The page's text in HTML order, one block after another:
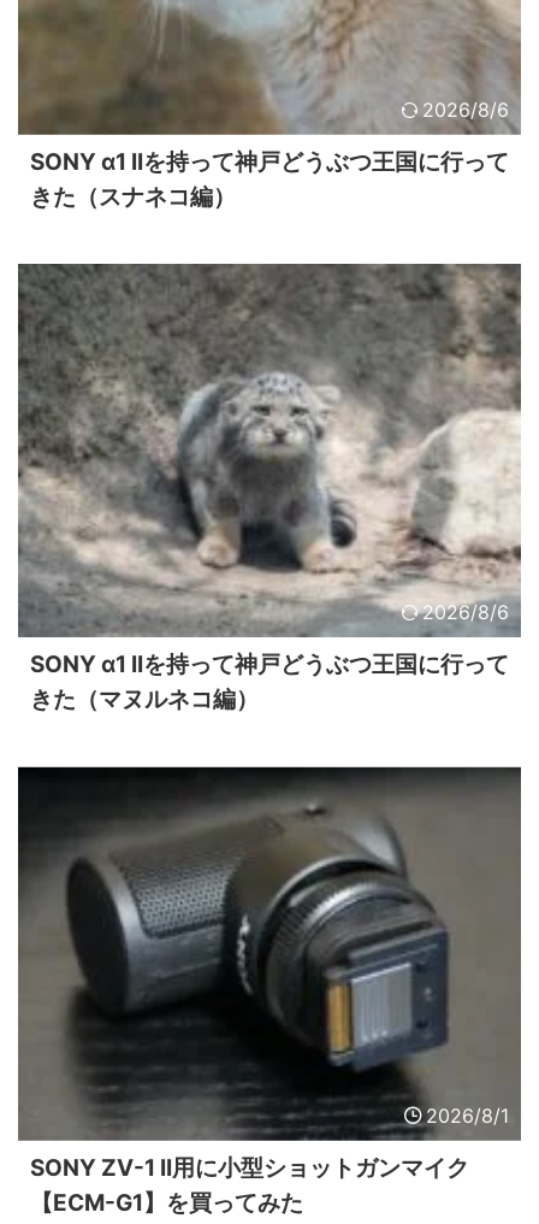
2026/8/6
SONY α1 IIを持って神戸どうぶつ王国に行って
きた（スナネコ編）
2026/8/6
SONY α1 IIを持って神戸どうぶつ王国に行って
きた（マヌルネコ編）
2026/8/1
SONY ZV-1 II用に小型ショットガンマイク
【ECM-G1】を買ってみた